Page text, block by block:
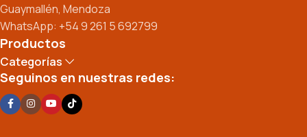
Guaymallén, Mendoza
WhatsApp: +54 9 261 5 692799
Productos
Categorías
Seguinos en nuestras redes: